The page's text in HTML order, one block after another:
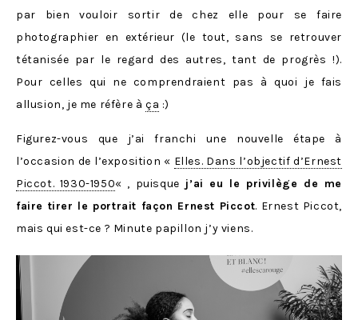
par bien vouloir sortir de chez elle pour se faire
photographier en extérieur (le tout, sans se retrouver
tétanisée par le regard des autres, tant de progrès !).
Pour celles qui ne comprendraient pas à quoi je fais
allusion, je me réfère àça :)
Figurez-vous que j’ai franchi une nouvelle étape à
l’occasion de l’exposition « Elles. Dans l’objectif d’Ernest
Piccot. 1930-1950« , puisque j’ai eu le privilège de me
faire tirer le portrait façon Ernest Piccot. Ernest Piccot,
mais qui est-ce ? Minute papillon j’y viens.